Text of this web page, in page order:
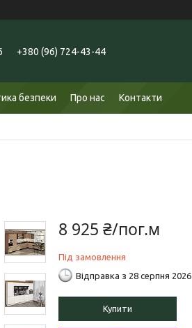
+380 (96) 724-43-44
безпеки Про нас Контакти
8 925 ₴/пог.м
Під замовлення
Відправка з 28 серпня 2026
Купити